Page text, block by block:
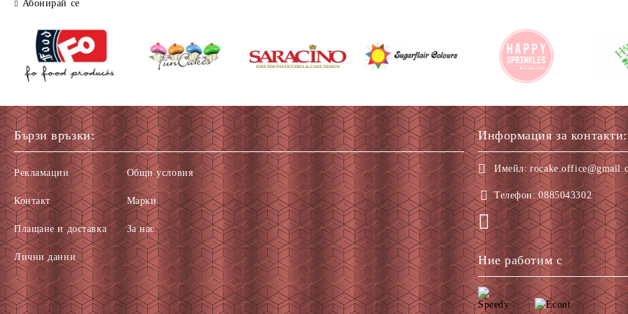
Абонирай се
Бързи връзки:
Рекламации
Контакт
Плащане и доставка
Лични данни
Общи условия
Марки
За нас
Информация за контакти:
Имейл:
Телефон: 0885043302
Ние работим с